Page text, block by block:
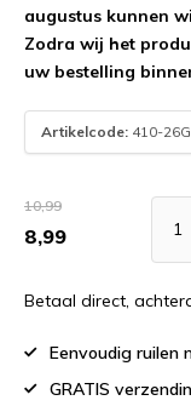
augustus kunnen
Zodra wij het
uw bestelling
Artikelcode: 410-
10,99
8,99
Betaal direct,
Eenvoudig ruilen
GRATIS